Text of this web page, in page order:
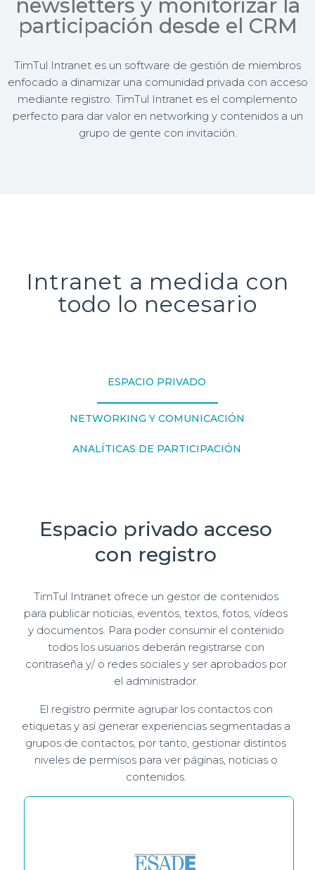
newsletters y monitorizar la
participación desde el CRM
TimTul Intranet es un software de gestión de miembros
enfocado a dinamizar una comunidad privada con acceso
mediante registro. TimTul Intranet es el complemento
perfecto para dar valor en networking y contenidos a un
grupo de gente con invitación.
Intranet a medida con
todo lo necesario
ESPACIO PRIVADO
NETWORKING Y COMUNICACIÓN
ANALÍTICAS DE PARTICIPACIÓN
Espacio privado acceso
con registro
TimTul Intranet ofrece un gestor de contenidos
para publicar noticias, eventos, textos, fotos, vídeos
y documentos. Para poder consumir el contenido
todos los usuarios deberán registrarse con
contraseña y/ o redes sociales y ser aprobados por
el administrador.
El registro permite agrupar los contactos con
etiquetas y así generar experiencias segmentadas a
grupos de contactos, por tanto, gestionar distintos
niveles de permisos para ver páginas, noticias o
contenidos.